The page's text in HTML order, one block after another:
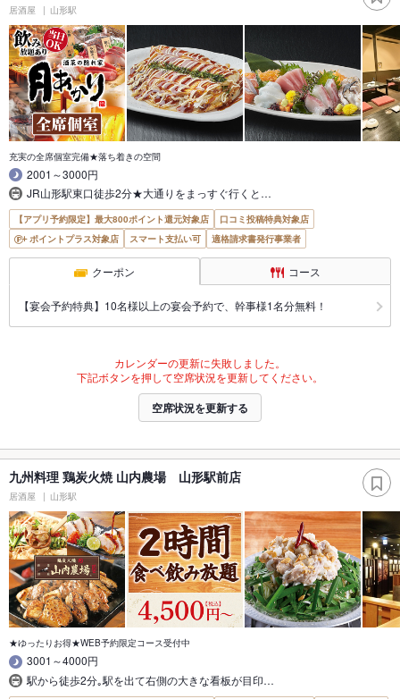
居酒屋 山形駅
充実の全席個室完備★落ち着きの空間
2001～3000円
JR山形駅東口徒歩2分★大通りをまっすぐ行くと…
【アプリ予約限定】最大800ポイント還元対象店
口コミ投稿特典対象店
ポイントプラス対象店
スマート支払い可 適格請求書発行事業者
クーポン コース
【宴会予約特典】10名様以上の宴会予約で、幹事様1名分無料！
カレンダーの更新に失敗しました。
下記ボタンを押して空席状況を更新してください。
空席状況を更新する
九州料理 鶏炭火焼 山内農場 山形駅前店
居酒屋 山形駅
★ゆったりお得★WEB予約限定コース受付中
3001～4000円
駅から徒歩2分｡駅を出て右側の大きな看板が目印…